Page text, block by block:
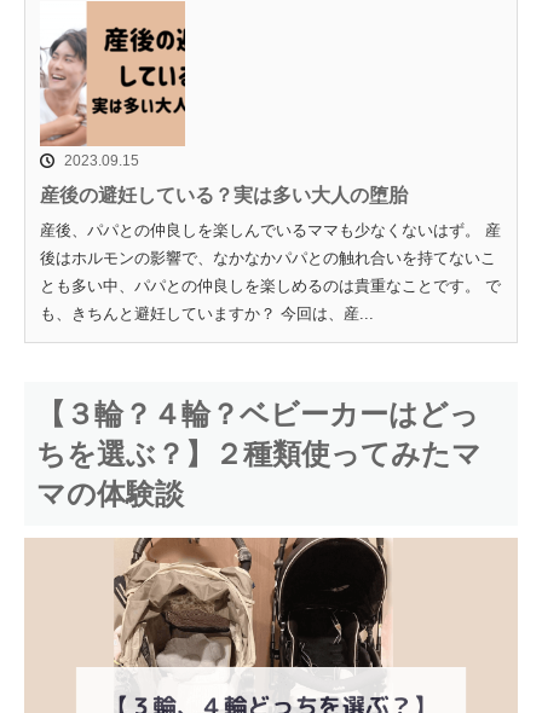
2023.09.15
産後の避妊している？実は多い大人の堕胎
産後、パパとの仲良しを楽しんでいるママも少なくないはず。 産
後はホルモンの影響で、なかなかパパとの触れ合いを持てないこ
とも多い中、パパとの仲良しを楽しめるのは貴重なことです。 で
も、きちんと避妊していますか？ 今回は、産...
【３輪？４輪？ベビーカーはどっ
ちを選ぶ？】２種類使ってみたマ
マの体験談